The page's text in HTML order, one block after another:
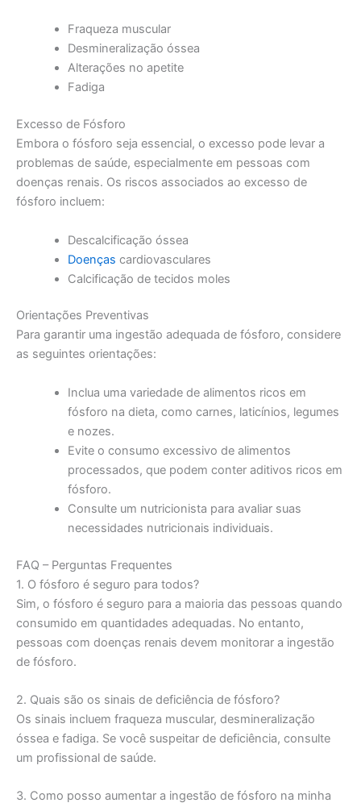
Fraqueza muscular
Desmineralização óssea
Alterações no apetite
Fadiga
Excesso de Fósforo
Embora o fósforo seja essencial, o excesso pode levar a
problemas de saúde, especialmente em pessoas com
doenças renais. Os riscos associados ao excesso de
fósforo incluem:
Descalcificação óssea
Doenças cardiovasculares
Calcificação de tecidos moles
Orientações Preventivas
Para garantir uma ingestão adequada de fósforo, considere
as seguintes orientações:
Inclua uma variedade de alimentos ricos em
fósforo na dieta, como carnes, laticínios, legumes
e nozes.
Evite o consumo excessivo de alimentos
processados, que podem conter aditivos ricos em
fósforo.
Consulte um nutricionista para avaliar suas
necessidades nutricionais individuais.
FAQ – Perguntas Frequentes
1. O fósforo é seguro para todos?
Sim, o fósforo é seguro para a maioria das pessoas quando
consumido em quantidades adequadas. No entanto,
pessoas com doenças renais devem monitorar a ingestão
de fósforo.
2. Quais são os sinais de deficiência de fósforo?
Os sinais incluem fraqueza muscular, desmineralização
óssea e fadiga. Se você suspeitar de deficiência, consulte
um profissional de saúde.
3. Como posso aumentar a ingestão de fósforo na minha